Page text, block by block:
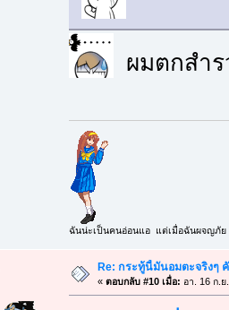
ผมตกสำ
ฉันน่ะเป็นคนอ่อนแอ แต่เมื่อฉันผจญภัย
Re: กระทู้นี้มันอมตะจริงๆ
« ตอบกลับ #10 เมื่อ: อา. 16 ก.ย